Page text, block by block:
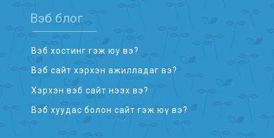
Вэб блог
Вэб хостинг гэж юу вэ?
Вэб сайт хэрхэн ажилладаг вэ?
Хэрхэн вэб сайт нээх вэ?
Вэб хуудас болон сайт гэж юү вэ?